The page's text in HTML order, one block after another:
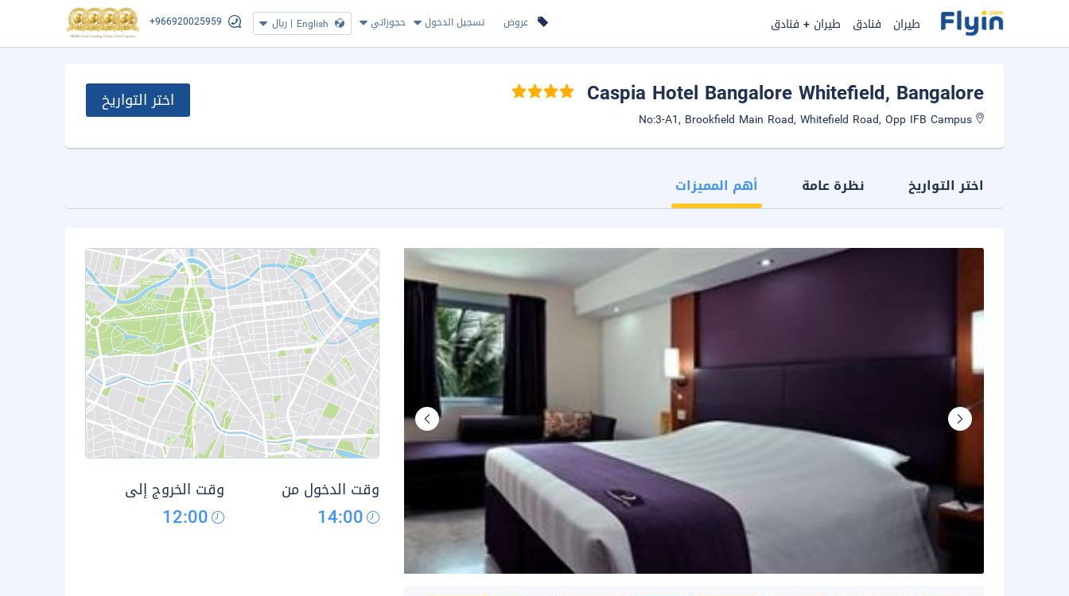
عروض تسجيل الدخول حجوزاتي English
| ريال +966920025959 طيران فنادق طيران + فنادق
Caspia Hotel Bangalore Whitefield, Bangalore اختر التواريخ
اختر التواريخ نظرة عامة أهم المميزات
وقت الدخول من
14:00
وقت الخروج إلى
12:00